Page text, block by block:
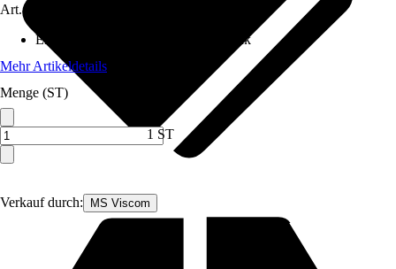
Verkauf durch: MS Viscom
Art.-Nr.
Enthaltene Elektrogeräte
Kühlschrank
Mehr Artikeldetails
Menge (ST)
1 ST